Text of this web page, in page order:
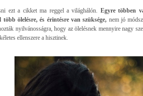
ezt a cikket ma reggel a világhálón. Egyre többen
ölelésre, és érintésre van szüksége, nem jó
nyilvánosságra, hogy az ölelésnek mennyire nagy
ellenszere a hisztinek.